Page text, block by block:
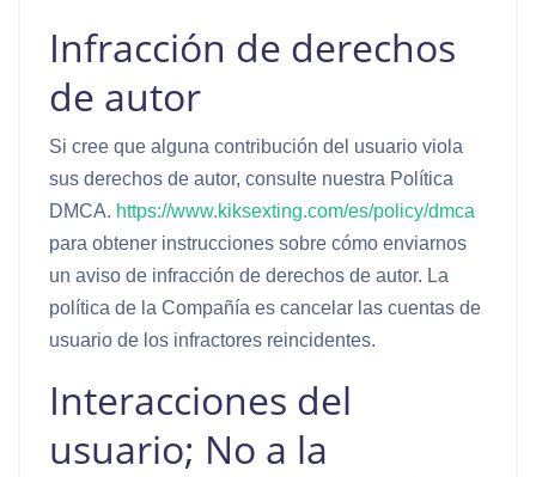
Infracción de derechos
de autor
Si cree que alguna contribución del usuario viola
sus derechos de autor, consulte nuestra Política
DMCA. https://www.kiksexting.com/es/policy/dmca
para obtener instrucciones sobre cómo enviarnos
un aviso de infracción de derechos de autor. La
política de la Compañía es cancelar las cuentas de
usuario de los infractores reincidentes.
Interacciones del
usuario; No a la